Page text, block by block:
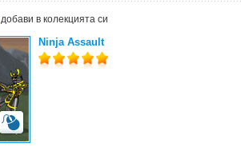
добави в колекцията си
Ninja Assault